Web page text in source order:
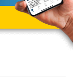
年売上は